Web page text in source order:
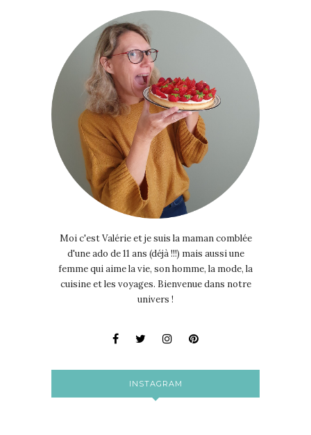
Moi c'est Valérie et je suis la maman comblée
d'une ado de 11 ans (déjà !!!) mais aussi une
femme qui aime la vie, son homme, la mode, la
cuisine et les voyages. Bienvenue dans notre
univers !
INSTAGRAM